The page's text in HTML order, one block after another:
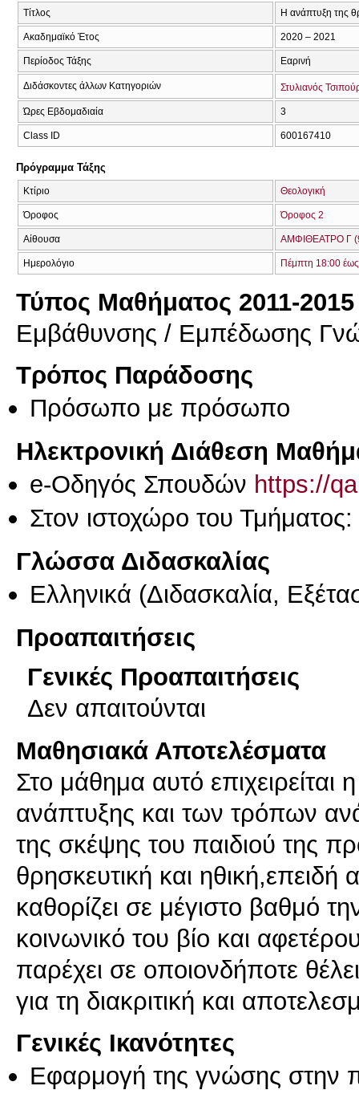
Τίτλος Η ανάπτυξη της
Ακαδημαϊκό Έτος 2020 – 2021
Περίοδος Τάξης Εαρινή
Διδάσκοντες άλλων Κατηγοριών Στυλιανός
Ώρες Εβδομαδιαία 3
Class ID 600167410
Πρόγραμμα Τάξης
Κτίριο Θεολογική
Όροφος Όροφος 2
Αίθουσα ΑΜΦΙΘΕΑΤΡΟ Γ
Ημερολόγιο Πέμπτη 18:00
Τύπος Μαθήματος 2011-2015
Εμβάθυνσης / Εμπέδωσης
Τρόπος Παράδοσης
Πρόσωπο με πρόσωπο
Ηλεκτρονική Διάθεση
e-Οδηγός Σπουδών https://
Στον ιστοχώρο του Τμήματος:
Γλώσσα Διδασκαλίας
Ελληνικά (Διδασκαλία,
Προαπαιτήσεις
Γενικές Προαπαιτήσεις
Δεν απαιτούνται
Μαθησιακά Αποτελέσματα
Στο μάθημα αυτό επιχειρείται
ανάπτυξης και των τρόπων
της σκέψης του παιδιού της
θρησκευτική και
καθορίζει σε μέγιστο βαθμό
κοινωνικό του βίο και
παρέχει σε οποιονδήποτε
για τη διακριτική και
Γενικές Ικανότητες
Εφαρμογή της γνώσης στην